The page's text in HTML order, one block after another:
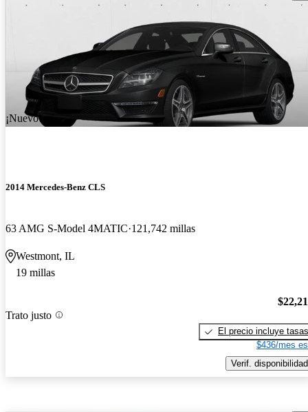
¡Nuevo!
2014 Mercedes-Benz CLS
63 AMG S-Model 4MATIC 121,742 millas
Westmont, IL
19 millas
Trato justo
El precio incluye tasas
$436/mes
Verif. disponibilidad